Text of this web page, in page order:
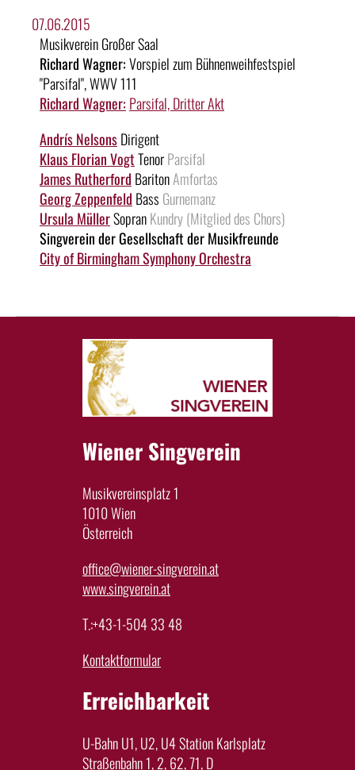
07.06.2015
Musikverein Großer Saal
Richard Wagner:Vorspiel zum Bühnenweihfestspiel
"Parsifal", WWV 111
Richard Wagner: Parsifal, Dritter Akt
Andrís NelsonsDirigent
Klaus Florian VogtTenorParsifal
James Rutherford BaritonAmfortas
Georg Zeppenfeld Bass Gurnemanz
Ursula MüllerSopranKundry (Mitglied des Chors)
Singverein der Gesellschaft der Musikfreunde
City of Birmingham Symphony Orchestra
Wiener Singverein
Musikvereinsplatz 1
1010 Wien
Österreich
office@wiener-singverein.at
www.singverein.at
T.:+43-1-504 33 48
Kontaktformular
Erreichbarkeit
U-Bahn U1, U2, U4 Station Karlsplatz
Straßenbahn 1, 2, 62, 71, D